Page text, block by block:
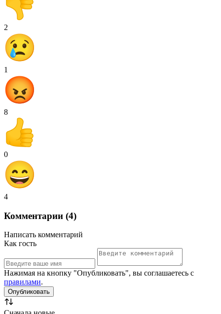
2
1
8
0
4
Комментарии (4)
Написать комментарий
Как гость
Нажимая на кнопку "Опубликовать", вы соглашаетесь с
правилами.